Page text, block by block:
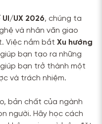
UX 2026, chúng ta
và nhân văn giao
Việc nắm bắt Xu hướng
bạn tạo ra những
bạn trở thành một
và trách nhiệm.
bản chất của ngành
người. Hãy học cách